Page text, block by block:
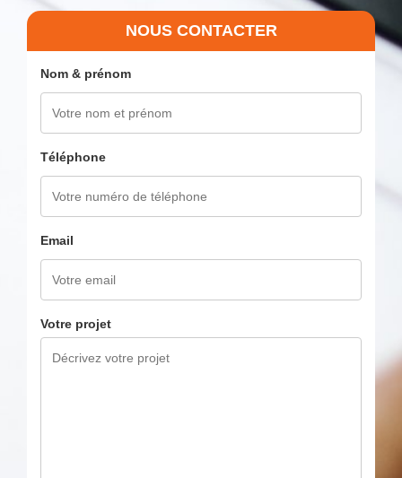
NOUS CONTACTER
Nom & prénom
Téléphone
Email
Votre projet